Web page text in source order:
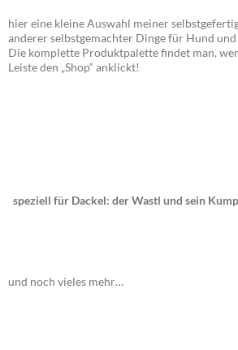
hier eine kleine Auswahl meiner
anderer selbstgemachter Dinge für Hund
Die komplette Produktpalette findet man,
Leiste den „Shop“ anklickt!
speziell für Dackel: der Wastl und sein
und noch vieles mehr…